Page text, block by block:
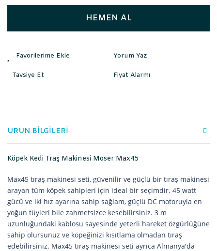
HEMEN AL
Yorum Yaz
Tavsiye Et Fiyat Alarmı
ÜRÜN BİLGİLERİ
Köpek Kedi Traş Makinesi Moser Max45
Max45 tıraş makinesi seti, güvenilir ve güçlü bir tıraş makinesi
arayan tüm köpek sahipleri için ideal bir seçimdir. 45 watt
gücü ve iki hız ayarına sahip sağlam, güçlü DC motoruyla en
yoğun tüyleri bile zahmetsizce kesebilirsiniz. 3 m
uzunluğundaki kablosu sayesinde yeterli hareket özgürlüğüne
sahip olursunuz ve köpeğinizi kısıtlama olmadan tıraş
edebilirsiniz. Max45 tıraş makinesi seti ayrıca Almanya'da